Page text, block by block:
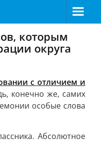
которым
округа
с отличием и
конечно же, самих
особые слова
Абсолютное